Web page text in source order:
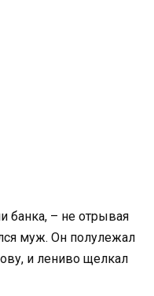
банка, – не отрывая
муж. Он полулежал
и лениво щелкал